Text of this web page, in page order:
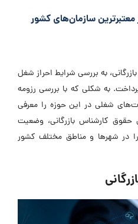
به بررسی شرایط احراز شغل
به شکلی که با بررسی رزومه
شغلی در این حوزه را معرفی
حقوق کارشناس بازرگانی، وضعیت
در شهرها و مناطق مختلف کشور